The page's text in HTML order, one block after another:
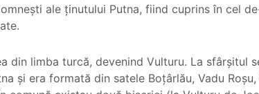
ale ținutului Putna, fiind cuprins în cel
din limba turcă, devenind Vulturu. La sfârșitul
și era formată din satele Boțârlău, Vadu